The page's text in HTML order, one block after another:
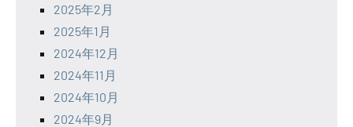
2025年2月
2025年1月
2024年12月
2024年11月
2024年10月
2024年9月